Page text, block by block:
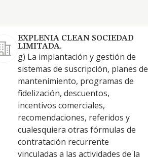
EXPLENIA CLEAN SOCIEDAD
LIMITADA.
g) La implantación y gestión de
sistemas de suscripción, planes de
mantenimiento, programas de
fidelización, descuentos,
incentivos comerciales,
recomendaciones, referidos y
cualesquiera otras fórmulas de
contratación recurrente
vinculadas a las actividades de la